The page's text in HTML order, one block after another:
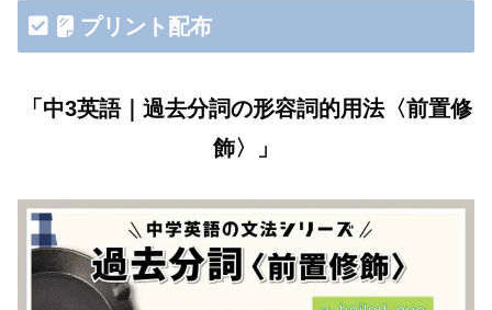
プリント配布
「中3英語｜過去分詞の形容詞的用法〈前置修
飾〉」